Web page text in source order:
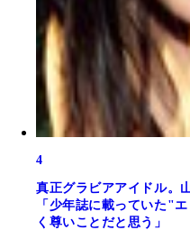
4
真正グラビアアイドル。
「少年誌に載っていた"
く尊いことだと思う」